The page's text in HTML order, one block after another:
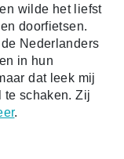
wilde het liefst
doorfietsen.
Nederlanders
in hun
dat leek mij
te schaken. Zij
.